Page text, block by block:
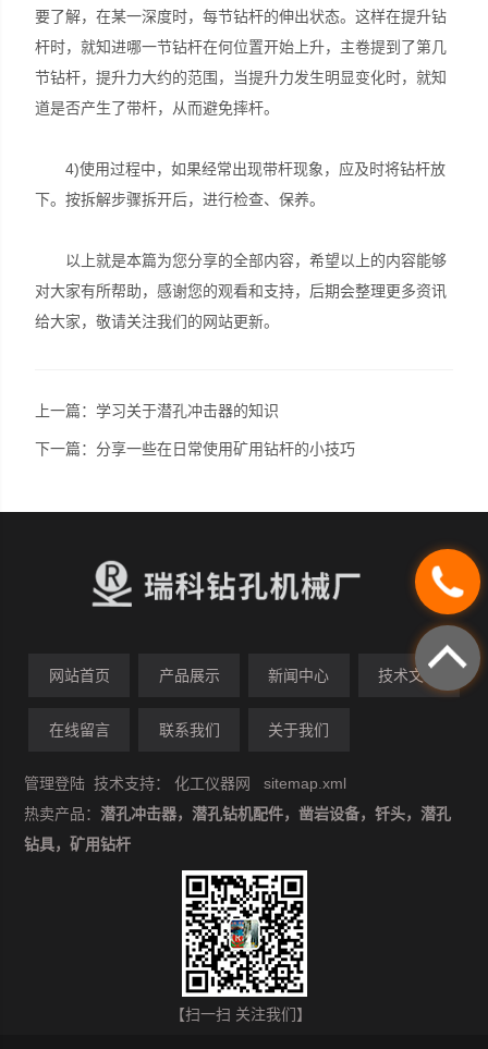
要了解，在某一深度时，每节钻杆的伸出状态。这样在提升钻
杆时，就知进哪一节钻杆在何位置开始上升，主卷提到了第几
节钻杆，提升力大约的范围，当提升力发生明显变化时，就知
道是否产生了带杆，从而避免摔杆。
4)使用过程中，如果经常出现带杆现象，应及时将钻杆放
下。按拆解步骤拆开后，进行检查、保养。
以上就是本篇为您分享的全部内容，希望以上的内容能够
对大家有所帮助，感谢您的观看和支持，后期会整理更多资讯
给大家，敬请关注我们的网站更新。
上一篇：学习关于潜孔冲击器的知识
下一篇： 分享一些在日常使用矿用钻杆的小技巧
网站首页 产品展示 新闻中心 技术文章
在线留言 联系我们 关于我们
管理登陆 技术支持：化工仪器网
sitemap.xml
热卖产品：潜孔冲击器，潜孔钻机配件，凿岩设备，钎头，潜孔
钻具，矿用钻杆
【扫一扫 关注我们】